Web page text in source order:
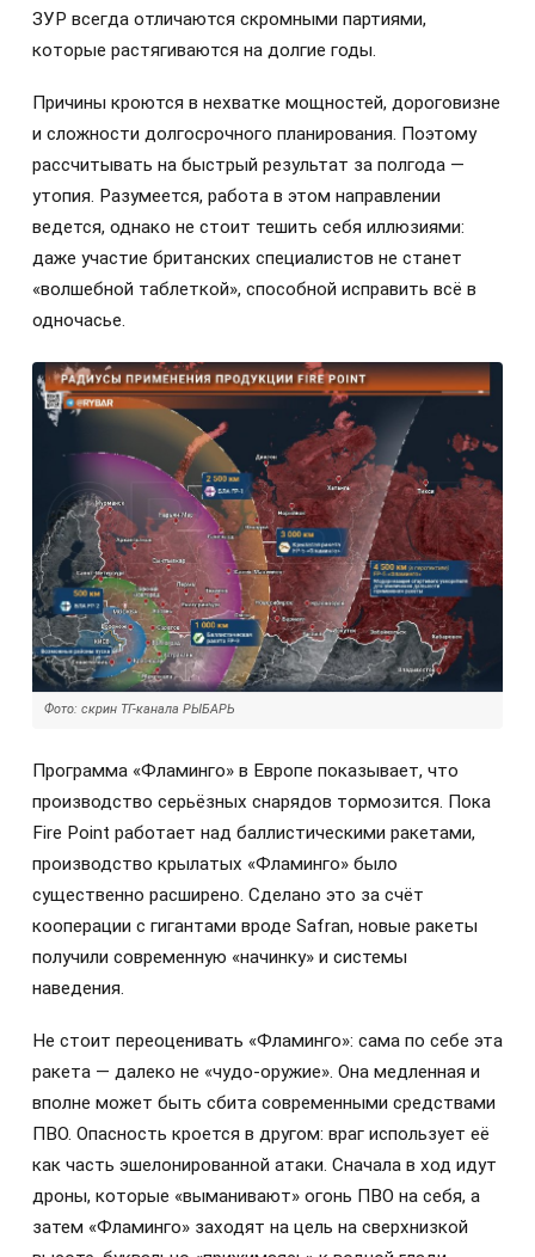
ЗУР всегда отличаются скромными партиями,
которые растягиваются на долгие годы.
Причины кроются в нехватке мощностей, дороговизне
и сложности долгосрочного планирования. Поэтому
рассчитывать на быстрый результат за полгода —
утопия. Разумеется, работа в этом направлении
ведется, однако не стоит тешить себя иллюзиями:
даже участие британских специалистов не станет
«волшебной таблеткой», способной исправить всё в
одночасье.
Фото: скрин ТГ-канала РЫБАРЬ
Программа «Фламинго» в Европе показывает, что
производство серьёзных снарядов тормозится. Пока
Fire Point работает над баллистическими ракетами,
производство крылатых «Фламинго» было
существенно расширено. Сделано это за счёт
кооперации с гигантами вроде Safran, новые ракеты
получили современную «начинку» и системы
наведения.
Не стоит переоценивать «Фламинго»: сама по себе эта
ракета — далеко не «чудо-оружие». Она медленная и
вполне может быть сбита современными средствами
ПВО. Опасность кроется в другом: враг использует её
как часть эшелонированной атаки. Сначала в ход идут
дроны, которые «выманивают» огонь ПВО на себя, а
затем «Фламинго» заходят на цель на сверхнизкой